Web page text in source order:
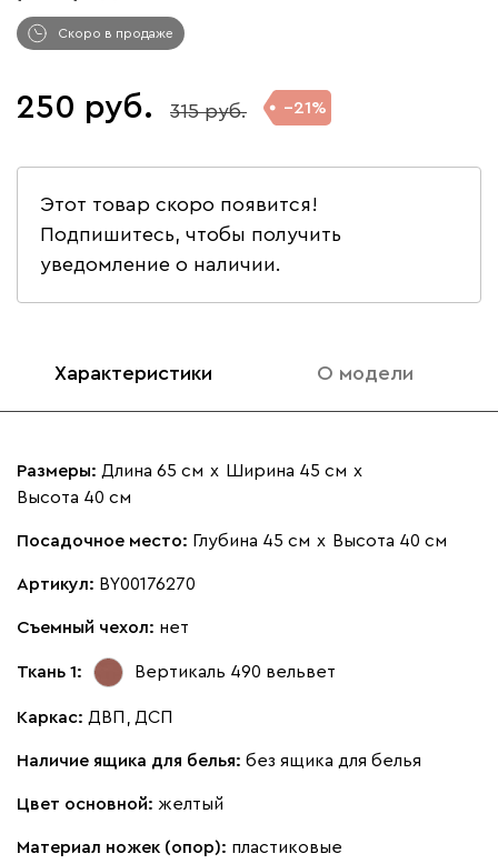
Скоро в продаже
250 315 21
Этот товар скоро появится!
Подпишитесь, чтобы получить
уведомление о наличии.
Характеристики О модели
Размеры: Длина 65 см х Ширина 45 см х
Высота 40 см
Посадочное место: Глубина 45 см х Высота 40 см
Артикул: BY00176270
Съемный чехол: нет
Ткань 1: Вертикаль 490 вельвет
Каркас: ДВП, ДСП
Наличие ящика для белья: без ящика для белья
Цвет основной: желтый
Материал ножек (опор): пластиковые